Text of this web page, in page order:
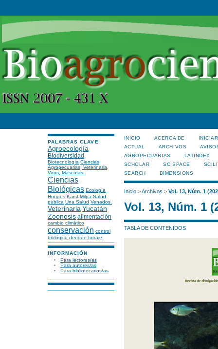
PALABRAS CLAVE
Agroecología
Biodiversidad
Biotecnología Ciencias
Agropecuarias, Veterinaria,
Virus, Mascotas
Ciencias
Biológicas Ecología
Hongos Karst Milpa Salud
pública Una Salud Venados.
Veterinaria Yucatán
Zoonosis alimentación
cambio climático
conservación control
biológico dengue forraje
INFORMACIÓN
Para lectores/as
Para autores/as
Para bibliotecarios/as
INICIO ACERCA DE
ACTUAL
ARCHIVOS
AGROPECUARIAS
LATINDEX
SCHOLAR
SCISPACE
SEARCH
DIMENSIONS
Inicio>Archivos > Vol. 13, Núm. 1
Vol. 13, Núm. 1
TABLA DE CONTENIDOS